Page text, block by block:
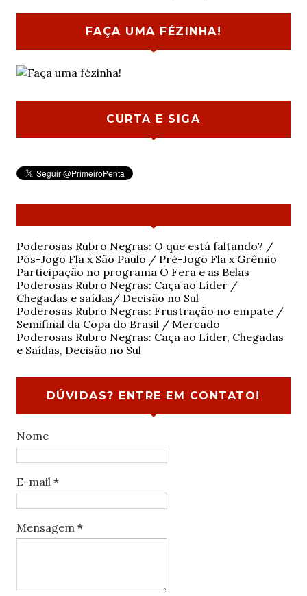
FAÇA UMA FÉZINHA!
CURTA E SIGA
Poderosas Rubro Negras: O que está faltando? /
Pós-Jogo Fla x São Paulo / Pré-Jogo Fla x Grêmio
Participação no programa O Fera e as Belas
Poderosas Rubro Negras: Caça ao Líder /
Chegadas e saídas/ Decisão no Sul
Poderosas Rubro Negras: Frustração no empate /
Semifinal da Copa do Brasil / Mercado
Poderosas Rubro Negras: Caça ao Líder, Chegadas
e Saídas, Decisão no Sul
DÚVIDAS? ENTRE EM CONTATO!
Nome
E-mail *
Mensagem *